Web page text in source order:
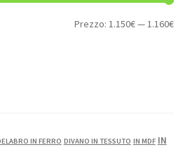
Prezzo:1.150€—1.160€
IN FERRO DIVANO IN TESSUTO IN MDF IN